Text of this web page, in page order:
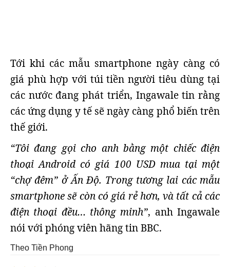
Tới khi các mẫu smartphone ngày càng có
giá phù hợp với túi tiền người tiêu dùng tại
các nước đang phát triển, Ingawale tin rằng
các ứng dụng y tế sẽ ngày càng phổ biến trên
thế giới.
“Tôi đang gọi cho anh bằng một chiếc điện
thoại Android có giá 100 USD mua tại một
“chợ đêm” ở Ấn Độ. Trong tương lai các mẫu
smartphone sẽ còn có giá rẻ hơn, và tất cả các
điện thoại đều… thông minh”, anh Ingawale
nói với phóng viên hãng tin BBC.
Theo Tiền Phong